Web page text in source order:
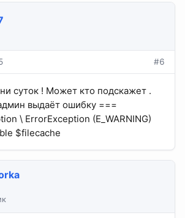
#6
суток ! Может кто подскажет .
выдаёт ошибку ===
\ ErrorException (E_WARNING)
$filecache